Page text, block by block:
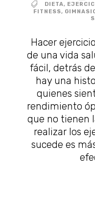
DIETA,
FITNESS,
Hacer
de una vida
fácil, detrás
hay una
quienes
rendimiento
que no tienen
realizar los
sucede es